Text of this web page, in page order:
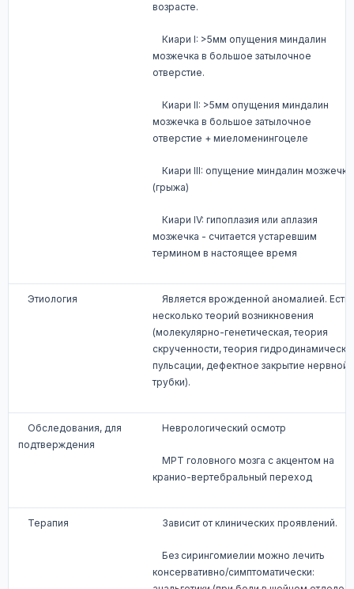
возрасте.
Киари I: >5мм опущения миндалин
мозжечка в большое затылочное
отверстие.
Киари II: >5мм опущения миндалин
мозжечка в большое затылочное
отверстие + миеломенингоцеле
Киари III: опущение миндалин мозжечка
(грыжа)
Киари IV: гипоплазия или аплазия
мозжечка - считается устаревшим
термином в настоящее время
Этиология
Является врожденной аномалией. Есть
несколько теорий возникновения
(молекулярно-генетическая, теория
скрученности, теория
пульсации, дефектное закрытие нервной
трубки).
Обследования, для
подтверждения
Неврологический осмотр
МРТ головного мозга с акцентом на
кранио-вертебральный переход
Терапия Зависит от клинических проявлений.
Без сирингомиелии можно лечить
консервативно/симптоматически: